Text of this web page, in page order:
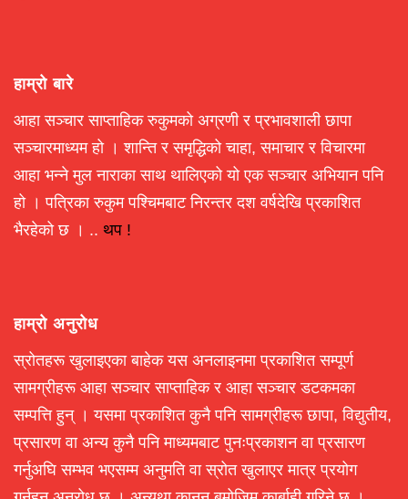
हाम्रो बारे
आहा सञ्चार साप्ताहिक रुकुमको अग्रणी र प्रभावशाली छापा
सञ्चारमाध्यम हो । शान्ति र समृद्धिको चाहा, समाचार र विचारमा
आहा भन्ने मुल नाराका साथ थालिएको यो एक सञ्चार अभियान पनि
हो । पत्रिका रुकुम पश्चिमबाट निरन्तर दश वर्षदेखि प्रकाशित
भैरहेको छ । .. थप !
हाम्रो अनुरोध
स्रोतहरू खुलाइएका बाहेक यस अनलाइनमा प्रकाशित सम्पूर्ण
सामग्रीहरू आहा सञ्चार साप्ताहिक र आहा सञ्चार डटकमका
सम्पत्ति हुन् । यसमा प्रकाशित कुनै पनि सामग्रीहरू छापा, विद्युतीय,
प्रसारण वा अन्य कुनै पनि माध्यमबाट पुनःप्रकाशन वा प्रसारण
गर्नुअघि सम्भव भएसम्म अनुमति वा स्रोत खुलाएर मात्र प्रयोग